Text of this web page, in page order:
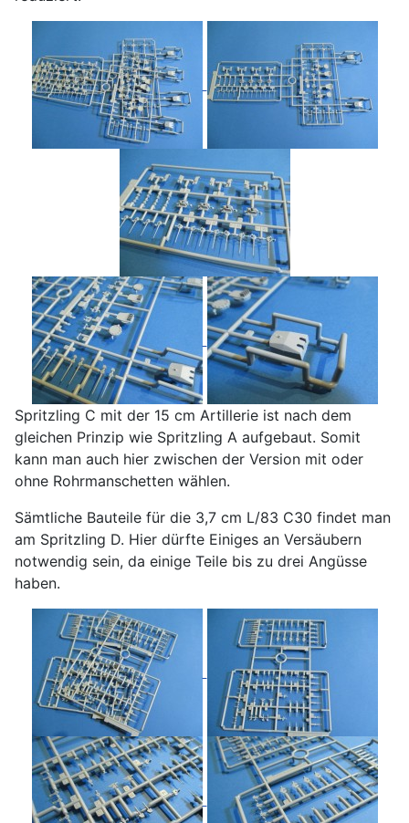
Spritzling C mit der 15 cm Artillerie ist nach dem
gleichen Prinzip wie Spritzling A aufgebaut. Somit
kann man auch hier zwischen der Version mit oder
ohne Rohrmanschetten wählen.
Sämtliche Bauteile für die 3,7 cm L/83 C30 findet man
am Spritzling D. Hier dürfte Einiges an Versäubern
notwendig sein, da einige Teile bis zu drei Angüsse
haben.